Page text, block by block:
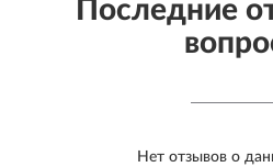
Последние
Нет отзывов о